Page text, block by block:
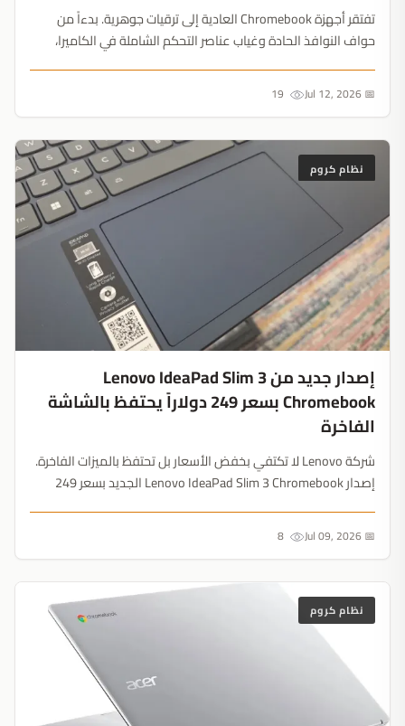
تفتقر أجهزة Chromebook العادية إلى ترقيات جوهرية. بدءاً من
حواف النوافذ الحادة وغياب عناصر التحكم الشاملة في الكاميرا،
📅 Jul 12, 2026
نظام كروم
إصدار جديد من Lenovo IdeaPad Slim 3
Chromebook بسعر 249 دولاراً يحتفظ بالشاشة
الفاخرة
شركة Lenovo لا تكتفي بخفض الأسعار بل تحتفظ بالميزات الفاخرة.
إصدار Lenovo IdeaPad Slim 3 Chromebook الجديد بسعر 249
📅 Jul 09, 2026
نظام كروم